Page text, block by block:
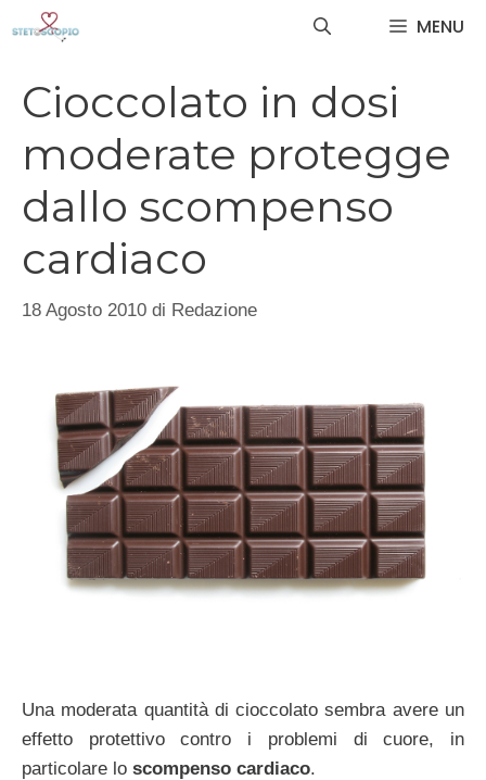
MENU
Cioccolato in dosi
moderate protegge
dallo scompenso
cardiaco
18 Agosto 2010 di Redazione
Una moderata quantità di cioccolato sembra avere un
effetto protettivo contro i problemi di cuore, in
particolare lo scompenso cardiaco.